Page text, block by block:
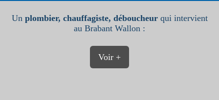
Un plombier, chauffagiste, déboucheurqui intervient
au Brabant Wallon :
Voir +